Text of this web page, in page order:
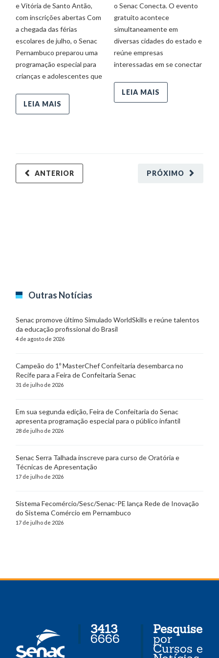
e Vitória de Santo Antão,
com inscrições abertas Com
a chegada das férias
escolares de julho, o Senac
Pernambuco preparou uma
programação especial para
crianças e adolescentes que
LEIA MAIS
o Senac Conecta. O evento
gratuito acontece
simultaneamente em
diversas cidades do estado e
reúne empresas
interessadas em se conectar
LEIA MAIS
PRÓXIMO
ANTERIOR
Outras Notícias
Senac promove último Simulado WorldSkills e reúne talentos
da educação profissional do Brasil
4 de agosto de 2026
Campeão do 1º MasterChef Confeitaria desembarca no
Recife para a Feira de Confeitaria Senac
31 de julho de 2026
Em sua segunda edição, Feira de Confeitaria do Senac
apresenta programação especial para o público infantil
28 de julho de 2026
Senac Serra Talhada inscreve para curso de Oratória e
Técnicas de Apresentação
17 de julho de 2026
Sistema Fecomércio/Sesc/Senac-PE lança Rede de Inovação
do Sistema Comércio em Pernambuco
17 de julho de 2026
3413
6666
Pesquise
por
Cursos e